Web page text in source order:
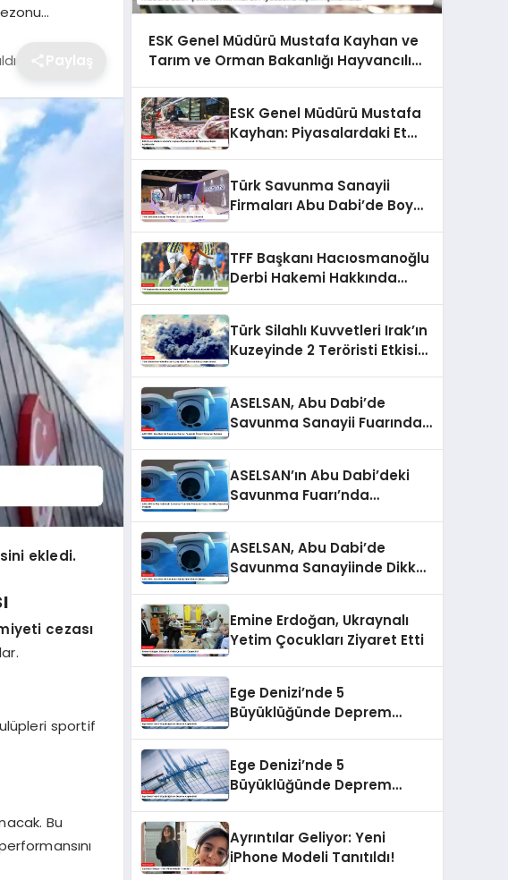
ekledi.
cezası
sportif
Bu
ESK Genel Müdürü Mustafa Kayhan ve
Tarım ve Orman Bakanlığı Hayvancılık
Piyasasına İlişkin Açıklamalar
ESK Genel Müdürü Mustafa
Kayhan: Piyasalardaki Et
Türk Savunma Sanayii
Firmaları Abu Dabi’de Boy
TFF Başkanı Hacıosmanoğlu
Derbi Hakemi Hakkında
Türk Silahlı Kuvvetleri Irak’ın
Kuzeyinde 2 Teröristi Etkisiz
ASELSAN, Abu Dabi’de
Savunma Sanayii Fuarında
ASELSAN’ın Abu Dabi’deki
Savunma Fuarı’nda
ASELSAN, Abu Dabi’de
Savunma Sanayiinde Dikkat
Emine Erdoğan, Ukraynalı
Yetim Çocukları Ziyaret Etti
Ege Denizi’nde 5
Büyüklüğünde Deprem
Ege Denizi’nde 5
Büyüklüğünde Deprem
Ayrıntılar Geliyor: Yeni
iPhone Modeli Tanıtıldı!